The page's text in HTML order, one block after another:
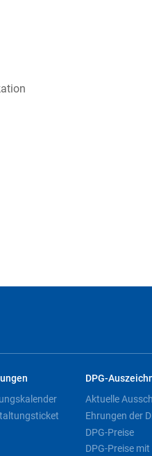
DPG-
Aktuelle
Ehrungen der
DPG-Preise
DPG-Preise